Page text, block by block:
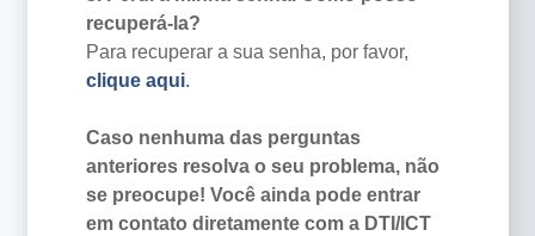
recuperá-la?
Para recuperar a sua senha, por favor,
clique aqui.
Caso nenhuma das perguntas
anteriores resolva o seu problema, não
se preocupe! Você ainda pode entrar
em contato diretamente com a DTI/ICT